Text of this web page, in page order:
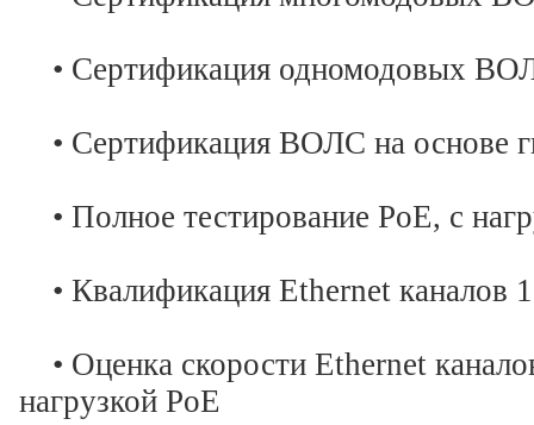
• Сертификация одномодовых
• Сертификация ВОЛС на основе
• Полное тестирование PoE, с
• Квалификация Ethernet
• Оценка скорости Ethernet
нагрузкой PoE